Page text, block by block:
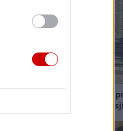
Pożegnano śp. ks.
uczestnika